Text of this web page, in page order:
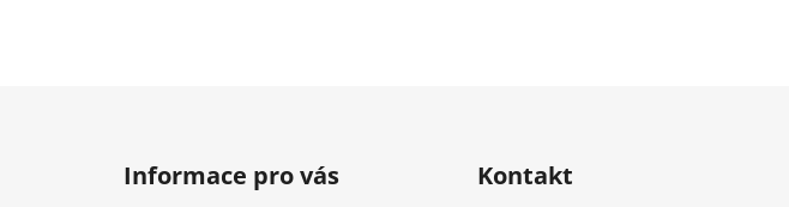
Informace pro vás Kontakt